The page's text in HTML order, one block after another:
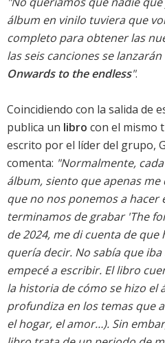
álbum en vinilo tuviera que
completo para obtener las
las seis canciones se
Onwards to the endless".
Coincidiendo con la salida de
publica un libro con el mismo
escrito por el líder del grupo,
comenta: "Normalmente,
álbum, siento que apenas
que no nos ponemos a hacer
terminamos de grabar 'The
de 2024, me di cuenta de que
quería decir. No sabía que
empecé a escribir. El libro
la historia de cómo se hizo el
profundiza en los temas que
el hogar, el amor…). Sin